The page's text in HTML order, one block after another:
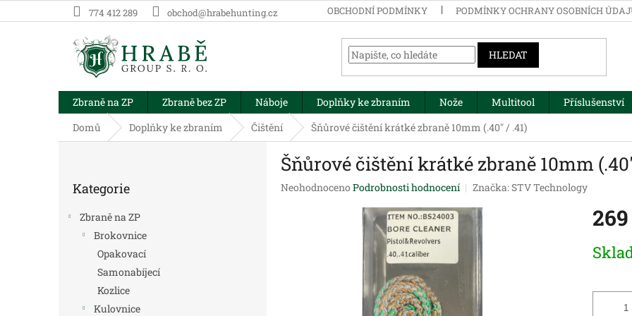
na
774 412 289 obchod@hrabehunting.cz OBCHODNÍ PODMÍNKY PODMÍNKY OCHRANY OSOBNÍCH
HLEDAT
Zbraně na ZP Zbraně bez ZP Náboje Doplňky ke zbraním Nože Multitool Příslušenství
Domů
Doplňky ke zbraním Čištění Šňůrové čištění krátké zbraně 10mm (.40" / .41)
kategorie
Kategorie
Zbraně na ZP
Brokovnice
Opakovací
Samonabíjecí
Kozlice
Kulovnice
Šňůrové čištění krátké zbraně 10mm
Průměrné
Neohodnoceno Podrobnosti hodnocení Značka:STV Technology
cena: